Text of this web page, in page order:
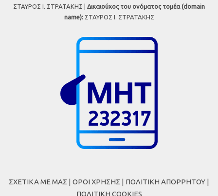
ΣΤΑΥΡΟΣ Ι. ΣΤΡΑΤΑΚΗΣ | Δικαιούχος του ονόματος τομέα (domain
name):ΣΤΑΥΡΟΣ Ι. ΣΤΡΑΤΑΚΗΣ
ΣΧΕΤΙΚΑ ΜΕ ΜΑΣ | ΟΡΟΙ ΧΡΗΣΗΣ | ΠΟΛΙΤΙΚΗ ΑΠΟΡΡΗΤΟΥ |
ΠΟΛΙΤΙΚΗ COOKIES